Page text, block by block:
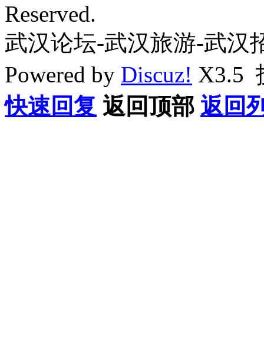
Reserved.
武汉论坛-武汉旅游-武汉
Powered by Discuz! X3.5
快速回复 返回顶部 返回